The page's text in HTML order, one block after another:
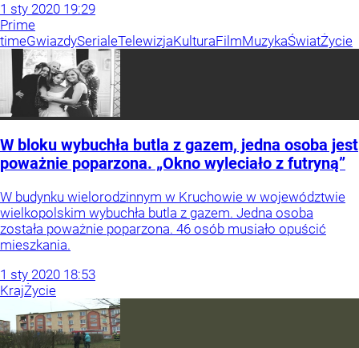
1 sty 2020 19:29
Prime
timeGwiazdySerialeTelewizjaKulturaFilmMuzykaŚwiatŻycie
W bloku wybuchła butla z gazem, jedna osoba jest
poważnie poparzona. „Okno wyleciało z futryną”
W budynku wielorodzinnym w Kruchowie w województwie
wielkopolskim wybuchła butla z gazem. Jedna osoba
została poważnie poparzona. 46 osób musiało opuścić
mieszkania.
1 sty 2020 18:53
KrajŻycie